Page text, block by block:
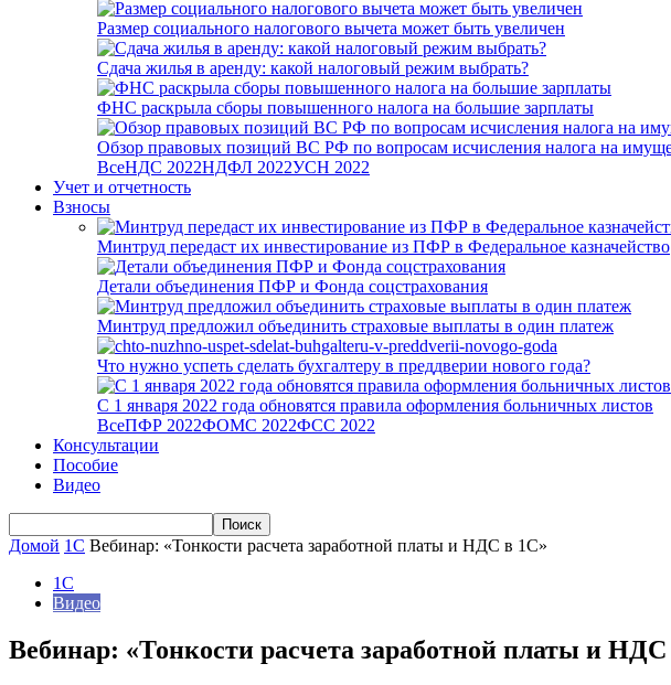
Размер социального налогового вычета может быть увеличен
Сдача жилья в аренду: какой налоговый режим выбрать?
ФНС раскрыла сборы повышенного налога на большие зарплаты
Обзор правовых позиций ВС РФ по вопросам исчисления налога на
ВсеНДС 2022НДФЛ 2022УСН 2022
Учет и отчетность
Взносы
Минтруд передаст их инвестирование из ПФР в Федеральное казначейство
Детали объединения ПФР и Фонда соцстрахования
Минтруд предложил объединить страховые выплаты в один платеж
Что нужно успеть сделать бухгалтеру в преддверии нового года?
С 1 января 2022 года обновятся правила оформления больничных листов
ВсеПФР 2022ФОМС 2022ФСС 2022
Консультации
Пособие
Видео
Домой 1С Вебинар: «Тонкости расчета заработной платы и НДС в 1С»
1С
Видео
Вебинар: «Тонкости расчета заработной платы и